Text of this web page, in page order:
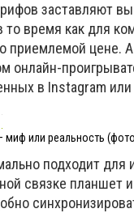
заставляют
время как для
приемлемой цене. А
онлайн-
в Instagram
миф или реальность
подходит для
связке планшет